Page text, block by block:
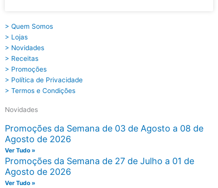
> Quem Somos
> Lojas
> Novidades
> Receitas
> Promoções
> Política de Privacidade
> Termos e Condições
Novidades
Promoções da Semana de 03 de Agosto a 08 de
Agosto de 2026
Ver Tudo »
Promoções da Semana de 27 de Julho a 01 de
Agosto de 2026
Ver Tudo »